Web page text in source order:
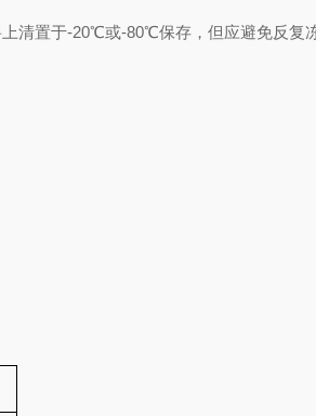
清置于-20℃或-80℃保存，但应避免反复